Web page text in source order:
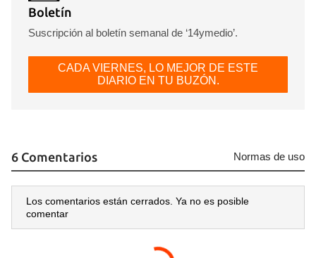
Boletín
Suscripción al boletín semanal de ‘14ymedio’.
CADA VIERNES, LO MEJOR DE ESTE
DIARIO EN TU BUZÓN.
6 Comentarios Normas de uso
Los comentarios están cerrados. Ya no es posible
comentar